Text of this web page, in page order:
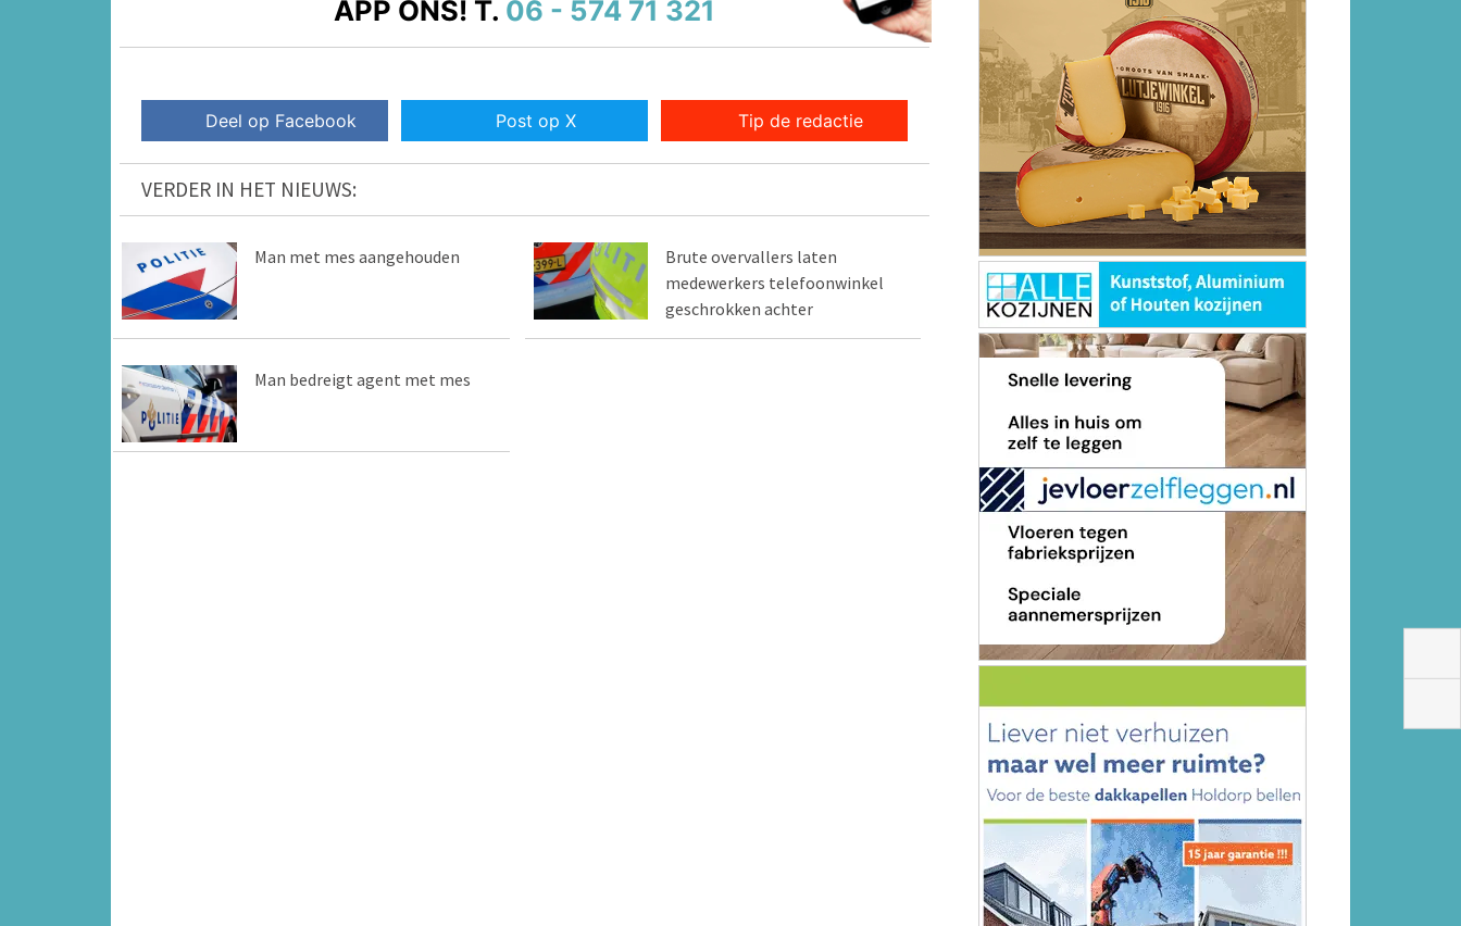
APP ONS! T. 06 - 574 71 321
Deel op Facebook Post op X Tip de redactie
VERDER IN HET NIEUWS:
Man met mes aangehouden
Brute overvallers laten
medewerkers telefoonwinkel
geschrokken achter
Man bedreigt agent met mes